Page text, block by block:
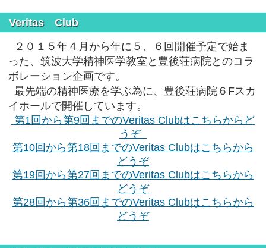
Veritas Club
２０１５年４月から年に５、６回開催予定で始ま
った、筑波大学精神医学教室と豊後荘病院とのコラ
ボレーション企画です。
最先端の精神医療を学ぶ為に、豊後荘病院６Fスカ
イホールで開催しています。
第1回から第9回までのVeritas Clubはこちらからど
うぞ
第10回から第18回までのVeritas Clubはこちらから
どうぞ
第19回から第27回までのVeritas Clubはこちらから
どうぞ
第28回から第36回までのVeritas Clubはこちらから
どうぞ